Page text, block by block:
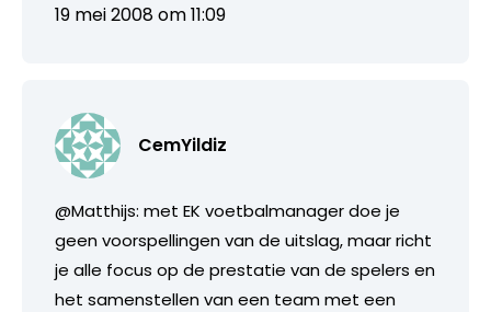
19 mei 2008 om 11:09
CemYildiz
@Matthijs: met EK voetbalmanager doe je
geen voorspellingen van de uitslag, maar richt
je alle focus op de prestatie van de spelers en
het samenstellen van een team met een